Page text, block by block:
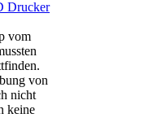
vom
von
nicht
keine